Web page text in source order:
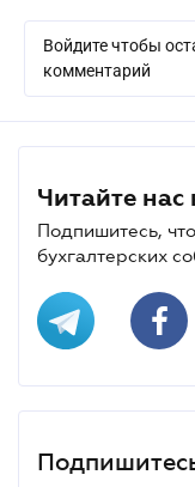
Войдите чтобы
комментарий
Читайте нас
Подпишитесь,
бухгалтерских